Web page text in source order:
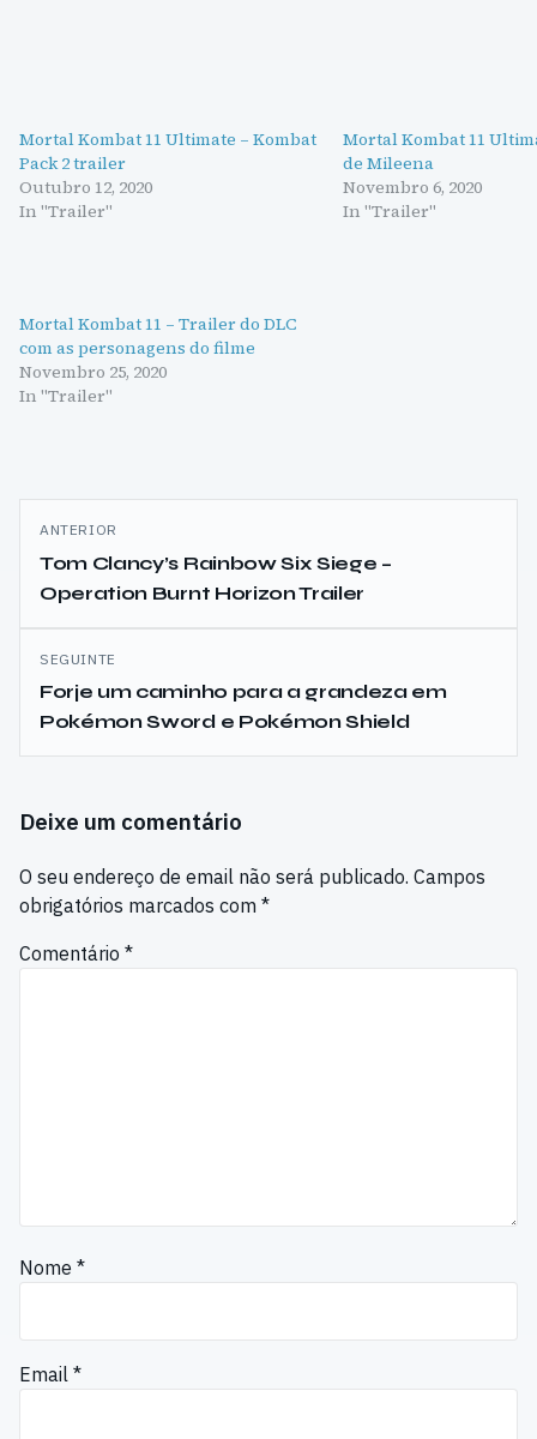
Mortal Kombat 11 Ultimate – Kombat
Pack 2 trailer
Outubro 12, 2020
In "Trailer"
Mortal Kombat 11
de Mileena
Novembro 6, 2020
In "Trailer"
Mortal Kombat 11 – Trailer do DLC
com as personagens do filme
Novembro 25, 2020
In "Trailer"
Navegação
de
artigos
ANTERIOR
Tom Clancy’s Rainbow Six Siege –
Operation Burnt Horizon Trailer
SEGUINTE
Forje um caminho para a grandeza em
Pokémon Sword e Pokémon Shield
Deixe um comentário
O seu endereço de email não será publicado. Campos
obrigatórios marcados com *
Comentário *
Nome *
Email *